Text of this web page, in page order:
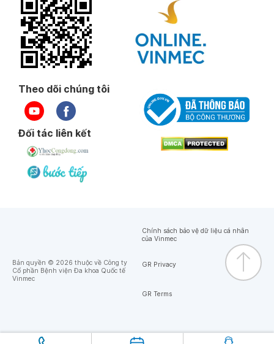
Theo dõi chúng tôi
Đối tác liên kết
Bản quyền © 2026 thuộc về Công ty
Cổ phần Bệnh viện Đa khoa Quốc tế
Vinmec
Chính sách bảo vệ dữ liệu cá nhân
của Vinmec
GR Privacy
GR Terms